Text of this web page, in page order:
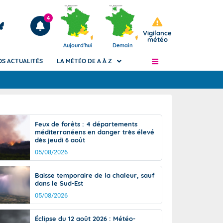
Articles
4
Aujourd'hui Demain
Vigilance
météo
de
Phénomènes dangereux de J+2 à J+7
Avertissement pluies intenses à l'échelle
des communes (Apic)
Bulletins Marine
Bulletins d'estimation du risque
d'avalanche
Météo des forêts
Vigicrues
ACTUALITÉS LA MÉTÉO DE A À Z
Feux de forêts : 4 départements
méditerranéens en danger très élevé
dès jeudi 6 août
05/08/2026
Baisse temporaire de la chaleur, sauf
dans le Sud-Est
05/08/2026
Éclipse du 12 août 2026 : Météo-